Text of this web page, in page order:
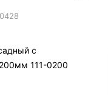
с
111-0200